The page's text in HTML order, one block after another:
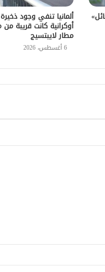
ألمانيا تنفي وجود
أوكرانية كانت قريبة
مطار لايبتسيج
6 أغسطس، 2026